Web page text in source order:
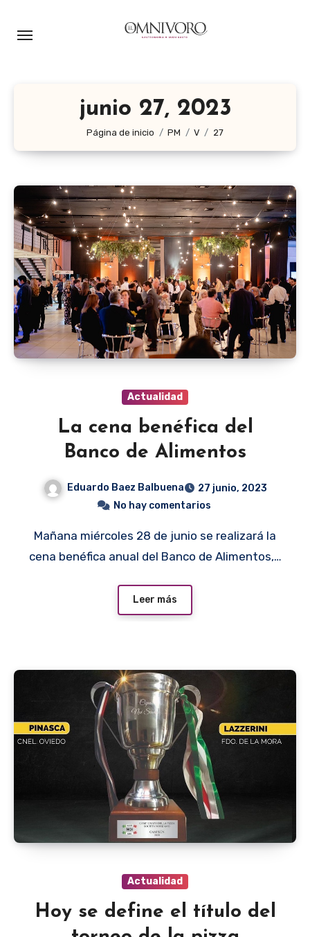
junio 27, 2023
Página de inicio PM V 27
Actualidad
La cena benéfica del
Banco de Alimentos
Eduardo Baez Balbuena
27 junio, 2023
No hay comentarios
Mañana miércoles 28 de junio se realizará la
cena benéfica anual del Banco de Alimentos,…
Leer más
Actualidad
Hoy se define el título del